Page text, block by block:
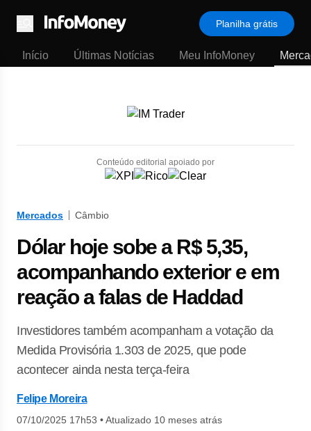
Menu
Planilha grátis
Início Últimas Notícias Meu InfoMoney
Conteúdo editorial apoiado por
Mercados Câmbio
Dólar hoje sobe a R$ 5,35,
acompanhando exterior e em
reação a falas de Haddad
Investidores também acompanham a votação da
Medida Provisória 1.303 de 2025, que pode
acontecer ainda nesta terça-feira
Felipe Moreira
07/10/2025 17h53 •Atualizado 10 meses atrás